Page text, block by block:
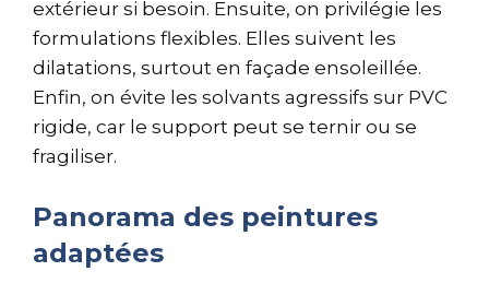
extérieur si besoin. Ensuite, on privilégie les
formulations flexibles. Elles suivent les
dilatations, surtout en façade ensoleillée.
Enfin, on évite les solvants agressifs sur PVC
rigide, car le support peut se ternir ou se
fragiliser.
Panorama des peintures
adaptées